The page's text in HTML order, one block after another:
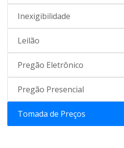
Inexigibilidade
Leilão
Pregão Eletrônico
Pregão Presencial
Tomada de Preços